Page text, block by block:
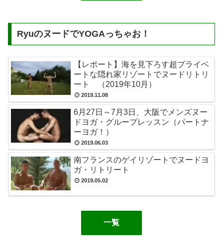
RyuのヌードでYOGAっちゃお！
【レポート】海を見下ろす超プライベ
ートな隠れ家リゾートでヌードリトリ
ート （2019年10月）
2019.11.08
6月27日～7月3日、大阪でメンズヌー
ドヨガ・グループレッスン（パートナ
ーヨガ！）
2019.06.03
南フランスのゲイリゾートでヌードヨ
ガ・リトリート
2019.05.02
一覧